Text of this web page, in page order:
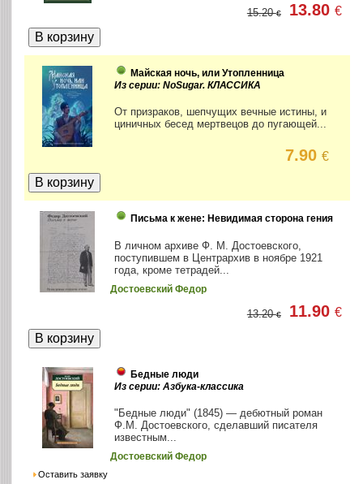
15.20€ 13.80€
Майская ночь, или Утопленница
Из серии: NoSugar. КЛАССИКА
От призраков, шепчущих вечные истины, и
циничных бесед мертвецов до пугающей...
7.90€
Письма к жене: Невидимая сторона гения
В личном архиве Ф. М. Достоевского,
поступившем в Центрархив в ноябре 1921
года, кроме тетрадей...
Достоевский Федор
13.20€ 11.90€
Бедные люди
Из серии: Азбука-классика
"Бедные люди" (1845) — дебютный роман
Ф.М. Достоевского, сделавший писателя
известным...
Достоевский Федор
Оставить заявку